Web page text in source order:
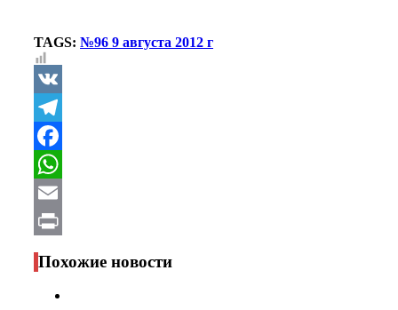
TAGS: №96 9 августа 2012 г
VK
Telegram
Facebook
WhatsApp
Email
Print
Похожие новости